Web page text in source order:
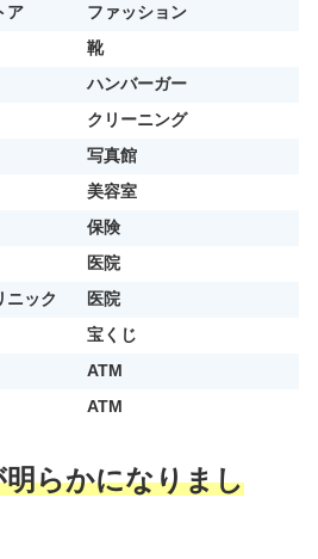
ア
ファッション
靴
ハンバーガー
クリーニング
写真館
美容室
保険
医院
ニック
医院
宝くじ
ATM
ATM
明らかになりまし